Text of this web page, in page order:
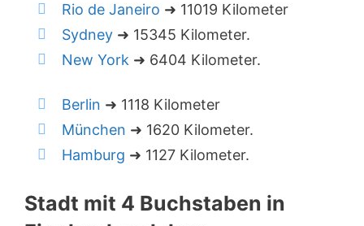
Rio de Janeiro ➜ 11019 Kilometer
Sydney ➜ 15345 Kilometer.
New York ➜ 6404 Kilometer.
Berlin ➜ 1118 Kilometer
München ➜ 1620 Kilometer.
Hamburg ➜ 1127 Kilometer.
Stadt mit 4 Buchstaben in